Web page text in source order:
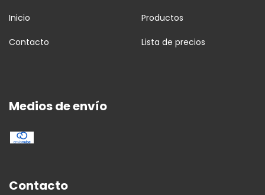
Inicio Productos
Contacto Lista de precios
Medios de envío
Contacto